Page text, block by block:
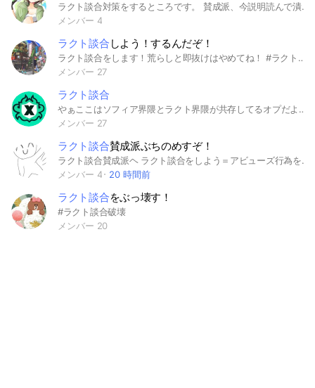
ラクト談合対策をするところです。 賛成派、今説明読んで潰しやスパイをしようとしてるそこの君だ。 賛成派ってバレたら凍結確定だぞ？ バレなきゃいいなんて思うなよ？ 通報&凍結が確定になるからな？ そうなりたくなきゃ、賛成派はとっとと帰るんだな。(笑) 反対派の皆様はどうぞお入りください。
メンバー 4
ラクト談合 しよう！するんだぞ！
ラクト談合をします！荒らしと即抜けはやめてね！ #ラクト#ラクト談合#スプラ#スプラトゥーン#ラクト談合#ラクト#
メンバー 27
ラクト談合
やぁここはソフィア界隈とラクト界隈が共存してるオプだよ！凄くね凄いよね凄くなかったらOOだよね凄すぎやろそう言えや(薬中構文) 取り乱しました…ｻｰｻﾝ ルール↓ 荒らし→やめろ殴りたくないんや(？) 煽り→なりきり以外ではやめてくれシベリアに送りたくないんや(？) なりきり→迷惑にならないなら良いよ！ノートもフル活してええよ！ 談合→野良談以外はいいよ！ 今のところはこんな感じかな？良かったら来てね！
メンバー 27
ラクト談合賛成派ぶちのめすぞ！
ラクト談合賛成派ヘ ラクト談合をしよう＝アビューズ行為をしようって言ってるのと同じ 以上
メンバー 4
20 時間前
ラクト談合をぶっ壊す！
#ラクト談合破壊
メンバー 20